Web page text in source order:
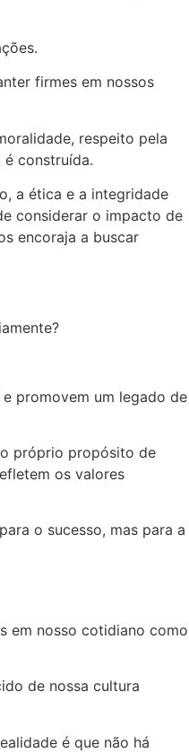
firmes em nossos
respeito pela
construída.
a ética e a integridade
considerar o impacto de
encoraja a buscar
promovem um legado de
próprio propósito de
os valores
o sucesso, mas para a
em nosso cotidiano como
de nossa cultura
é que não há